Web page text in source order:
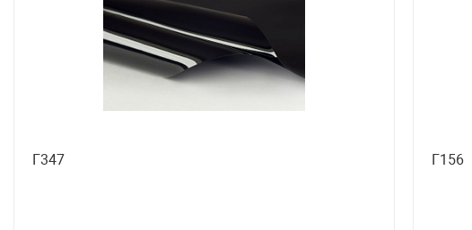
Г347 Г156